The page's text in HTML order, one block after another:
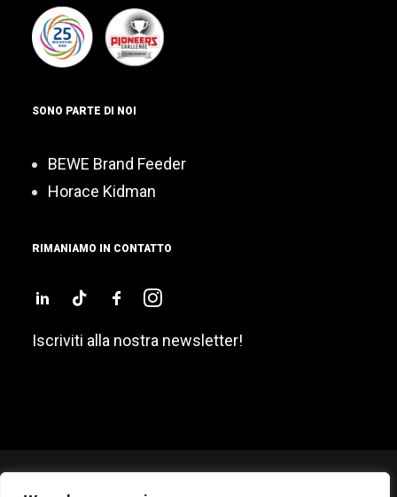
SONO PARTE DI NOI
BEWE Brand Feeder
Horace Kidman
RIMANIAMO IN CONTATTO
Iscriviti alla nostra newsletter!